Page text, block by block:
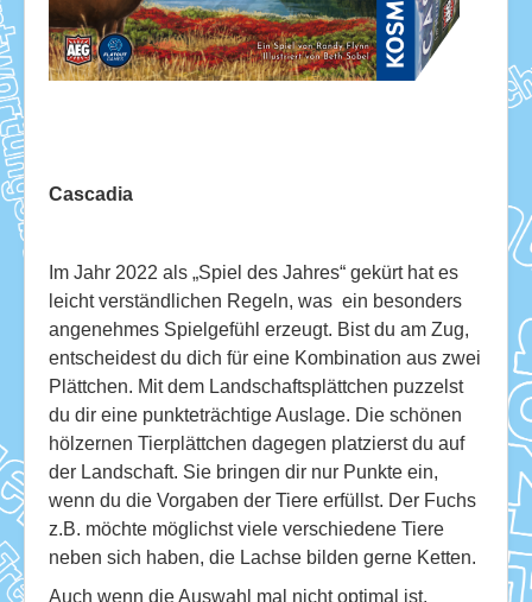
Download
Ausleihe
Cascadia
Im Jahr 2022 als „Spiel des Jahres“ gekürt hat es
leicht verständlichen Regeln, was ein besonders
angenehmes Spielgefühl erzeugt. Bist du am Zug,
entscheidest du dich für eine Kombination aus zwei
Plättchen. Mit dem Landschaftsplättchen puzzelst
du dir eine punkteträchtige Auslage. Die schönen
hölzernen Tierplättchen dagegen platzierst du auf
der Landschaft. Sie bringen dir nur Punkte ein,
wenn du die Vorgaben der Tiere erfüllst. Der Fuchs
z.B. möchte möglichst viele verschiedene Tiere
neben sich haben, die Lachse bilden gerne Ketten.
Auch wenn die Auswahl mal nicht optimal ist,